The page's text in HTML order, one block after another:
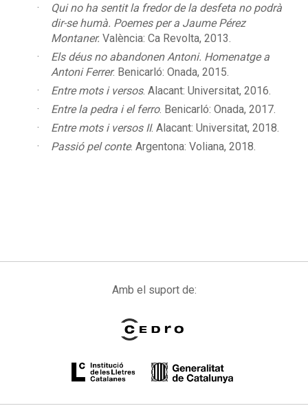
Qui no ha sentit la fredor de la desfeta no podrà
dir-se humà. Poemes per a Jaume Pérez
Montaner. València: Ca Revolta, 2013.
Els déus no abandonen Antoni. Homenatge a
Antoni Ferrer. Benicarló: Onada, 2015.
Entre mots i versos. Alacant: Universitat, 2016.
Entre la pedra i el ferro. Benicarló: Onada, 2017.
Entre mots i versos II. Alacant: Universitat, 2018.
Passió pel conte. Argentona: Voliana, 2018.
Amb el suport de: